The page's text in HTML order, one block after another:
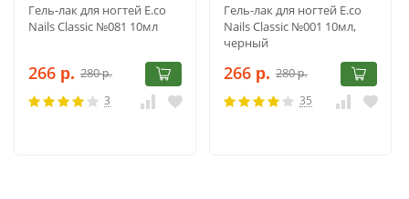
Гель-лак для ногтей E.co
Nails Classic №081 10мл
266 р. 280р.
3
Гель-лак для ногтей E.co
Nails Classic №001 10мл,
черный
266 р. 280р.
35